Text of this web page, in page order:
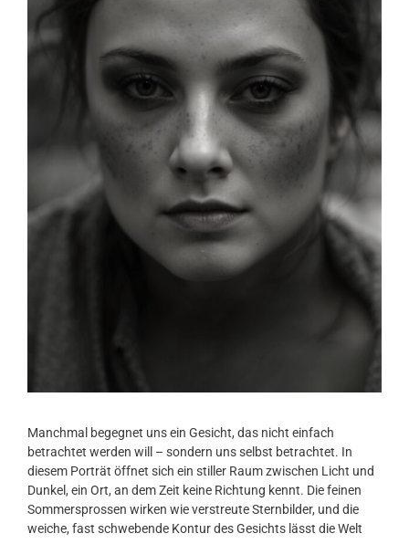
Manchmal begegnet uns ein Gesicht, das nicht einfach
betrachtet werden will – sondern uns selbst betrachtet. In
diesem Porträt öffnet sich ein stiller Raum zwischen Licht und
Dunkel, ein Ort, an dem Zeit keine Richtung kennt. Die feinen
Sommersprossen wirken wie verstreute Sternbilder, und die
weiche, fast schwebende Kontur des Gesichts lässt die Welt